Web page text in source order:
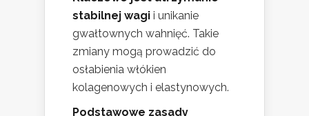
stabilnej wagi i unikanie
gwałtownych wahnięć. Takie
zmiany mogą prowadzić do
osłabienia włókien
kolagenowych i elastynowych.
Podstawowe zasady